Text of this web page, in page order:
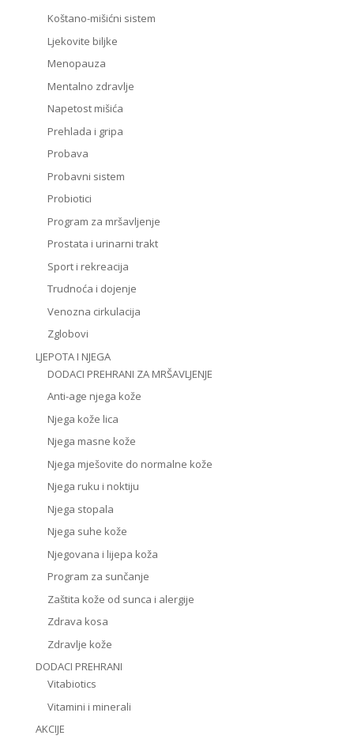
Koštano-mišićni sistem
Ljekovite biljke
Menopauza
Mentalno zdravlje
Napetost mišića
Prehlada i gripa
Probava
Probavni sistem
Probiotici
Program za mršavljenje
Prostata i urinarni trakt
Sport i rekreacija
Trudnoća i dojenje
Venozna cirkulacija
Zglobovi
LJEPOTA I NJEGA
DODACI PREHRANI ZA MRŠAVLJENJE
Anti-age njega kože
Njega kože lica
Njega masne kože
Njega mješovite do normalne kože
Njega ruku i noktiju
Njega stopala
Njega suhe kože
Njegovana i lijepa koža
Program za sunčanje
Zaštita kože od sunca i alergije
Zdrava kosa
Zdravlje kože
DODACI PREHRANI
Vitabiotics
Vitamini i minerali
AKCIJE